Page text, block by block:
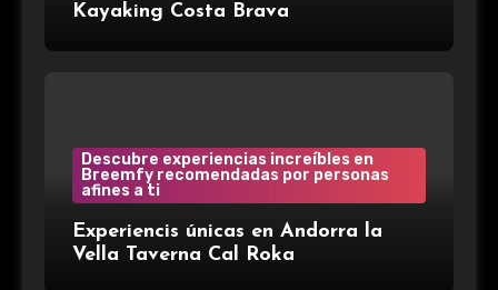
Kayaking Costa Brava
Descubre experiencias increíbles en
Breemfy recomendadas por personas
afines a ti
Experiencis únicas en Andorra la
Vella Taverna Cal Roka